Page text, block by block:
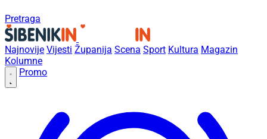
Pretraga
Najnovije Vijesti Županija Scena Sport Kultura Magazin
Kolumne
Promo